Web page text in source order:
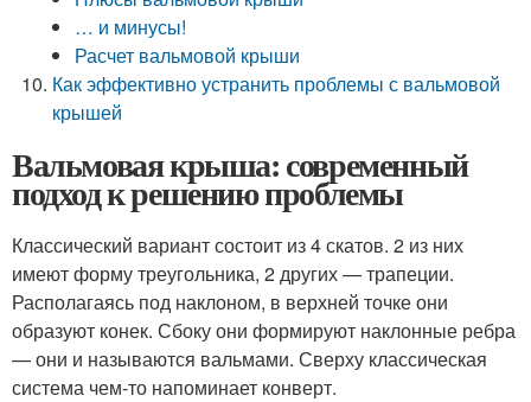
… и минусы!
Расчет вальмовой крыши
Как эффективно устранить проблемы с вальмовой
крышей
Вальмовая крыша: современный
подход к решению проблемы
Классический вариант состоит из 4 скатов. 2 из них
имеют форму треугольника, 2 других — трапеции.
Располагаясь под наклоном, в верхней точке они
образуют конек. Сбоку они формируют наклонные ребра
— они и называются вальмами. Сверху классическая
система чем-то напоминает конверт.